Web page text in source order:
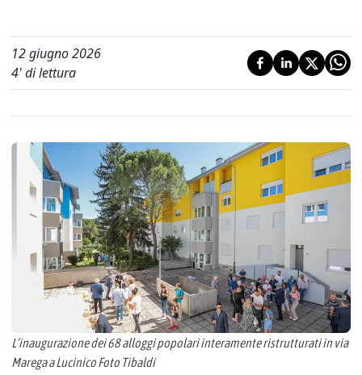
12 giugno 2026
4' di lettura
L’inaugurazione dei 68 alloggi popolari interamente ristrutturati in via
Marega a Lucinico Foto Tibaldi